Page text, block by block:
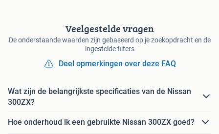
Veelgestelde vragen
De onderstaande waarden zijn gebaseerd op je zoekopdracht en de
ingestelde filters
Deel opmerkingen over deze FAQ
Wat zijn de belangrijkste specificaties van de Nissan
300ZX?
Hoe onderhoud ik een gebruikte Nissan 300ZX goed?